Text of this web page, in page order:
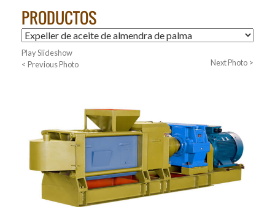
PRODUCTOS
Play Slideshow
< Previous Photo
Next Photo >